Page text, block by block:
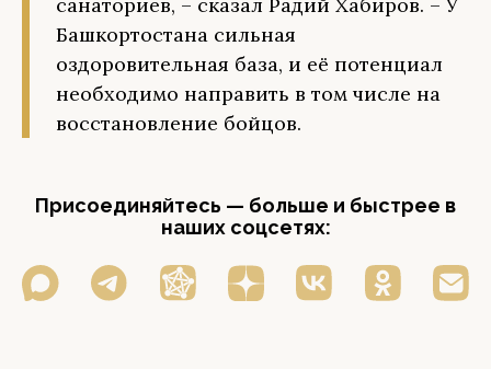
Башкортостана сильная
оздоровительная база, и её потенциал
необходимо направить в том числе на
восстановление бойцов.
Присоединяйтесь — больше и быстрее в
наших соцсетях: